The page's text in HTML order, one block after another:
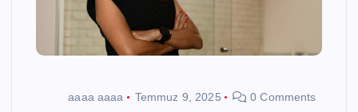
aaaa aaaa Temmuz 9, 2025 0 Comments